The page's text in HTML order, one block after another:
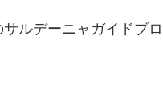
ルデーニャガイドブロ